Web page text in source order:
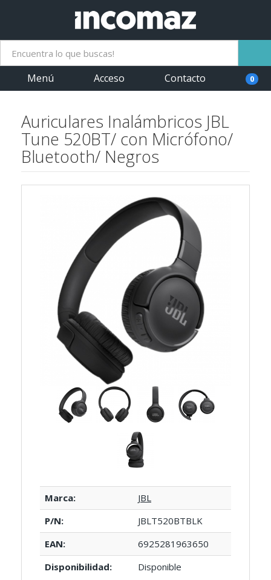
Menú Acceso Contacto 0
Auriculares Inalámbricos JBL
Tune 520BT/ con Micrófono/
Bluetooth/ Negros
Marca:
JBL
P/N:
JBLT520BTBLK
EAN:
6925281963650
Disponibilidad:
Disponible